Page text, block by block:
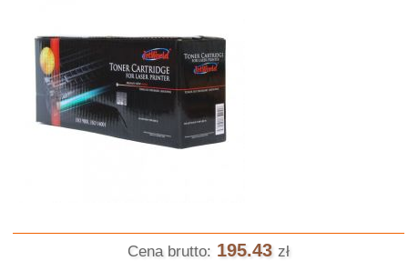
Cena brutto: 195.43 zł